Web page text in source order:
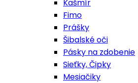
Kašmír
Fimo
Prášky
Šibalské oči
Pásky na zdobenie
Sieťky, Čipky
Mesiačiky